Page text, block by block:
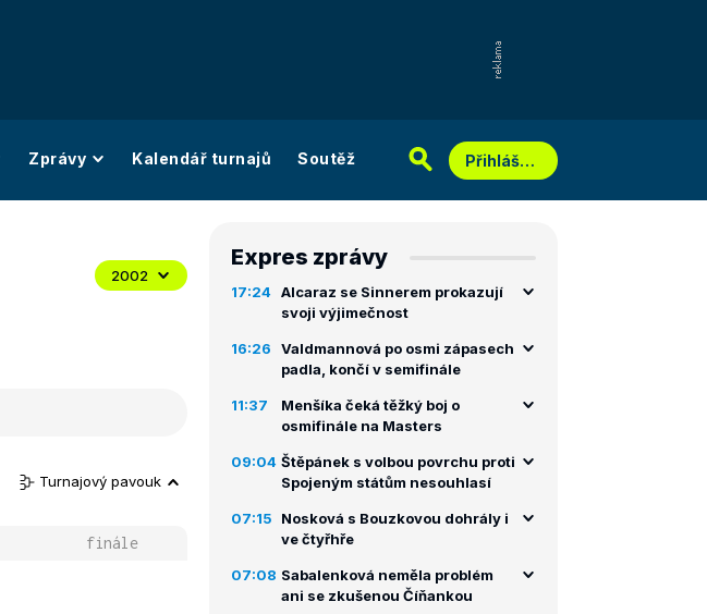
Zprávy Kalendář turnajů Soutěž Přihlášení
2002
Turnajový pavouk
finále
Expres zprávy
17:24 Alcaraz se Sinnerem prokazují
svoji výjimečnost
16:26
Valdmannová po osmi zápasech
padla, končí v semifinále
11:37
Menšíka čeká těžký boj o
osmifinále na Masters
09:04 Štěpánek s volbou povrchu proti
Spojeným státům nesouhlasí
07:15
Nosková s Bouzkovou dohrály i
ve čtyřhře
07:08 Sabalenková neměla problém
ani se zkušenou Číňankou